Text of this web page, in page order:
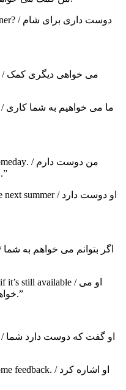
? / دوست داری برای شام
? / می
/ ما می خواهیم به شما کاری
. / من دوست دارم
روزی یک کسب و کار راه اندازی کنم.”
next summer / او دوست دارد
/ اگر
it’s still available / او می
خواهد خانه را بخرد اگر هنوز موجود است.”
/ او گفت که دوست دارد شما
feedback. / او اشاره کرد